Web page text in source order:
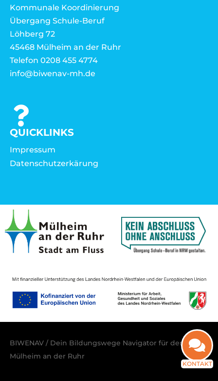
Kommunale Koordinierung
Übergang Schule-Beruf
Löhberg 72
45468 Mülheim an der Ruhr
Telefon 0208 455 4774
info@biwenav-mh.de
QUICKLINKS
Impressum
Datenschutzerkärung
BIWENAV / Dein Bildungswege Navigator für den Raum
Mülheim an der Ruhr
KONTAKT